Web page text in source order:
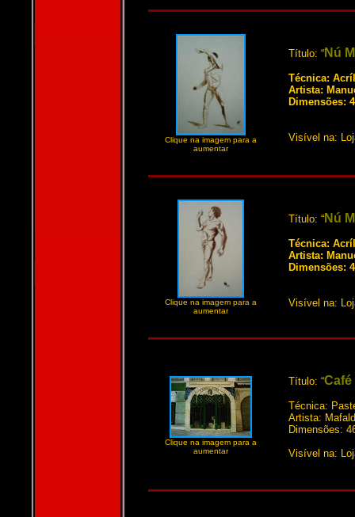
Clique na imagem para a
aumentar
Título: “ Nú
Técnica:
Artista:
Dimensões:
Visível na:
Clique na imagem para a
aumentar
Título: “ Nú
Técnica:
Artista:
Dimensões:
Visível na:
Clique na imagem para a
aumentar
Título: “
Técnica:
Artista:
Dimensões:
Visível na: